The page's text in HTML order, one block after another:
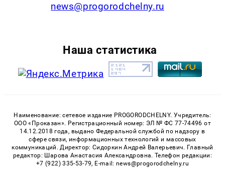
news@progorodchelny.ru
Наша статистика
Наименование: сетевое издание PROGORODCHELNY. Учредитель:
ООО «Проказан». Регистрационный номер: ЭЛ № ФС 77-74496 от
14.12.2018 года, выдано Федеральной службой по надзору в
сфере связи, информационных технологий и массовых
коммуникаций. Директор: Сидоркин Андрей Валерьевич. Главный
редактор: Шарова Анастасия Александровна. Телефон редакции:
+7 (922) 335-53-79, E-mail: news@progorodchelny.ru